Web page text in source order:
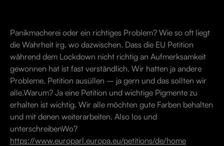
Panikmacherei oder ein richtiges Problem? Wie so oft liegt
die Wahrheit irg. wo dazwischen. Dass die EU Petition
während dem Lockdown nicht richtig an Aufmerksamkeit
gewonnen hat ist fast verständlich. Wir hatten ja andere
Probleme. Petition ausüllen – ja gern und das sollten wir
alle.Warum? Ja eine Petition und wichtige Pigmente zu
erhalten ist wichtig. Wir alle möchten gute Farben behalten
und mit denen weiterarbeiten. Also los und
unterschreibenWo?
https://www.europarl.europa.eu/petitions/de/home